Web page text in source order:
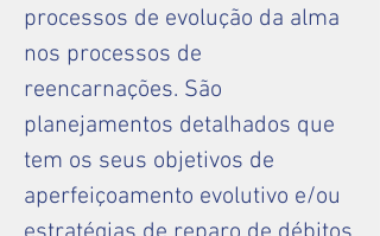
processos de evolução da alma
nos processos de
reencarnações. São
planejamentos detalhados que
tem os seus objetivos de
aperfeiçoamento evolutivo e/ou